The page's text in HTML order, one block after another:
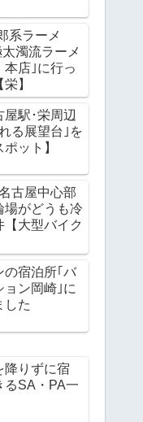
系ラーメ
太濁流ラーメ
本店｣に行っ
】
屋駅･栄周辺
る展望台｣を
ット】
古屋中心部
場がどうも冷
大型バイク
の宿泊所｢バ
ョン岡崎｣に
した
りずに宿
るSA・PA一